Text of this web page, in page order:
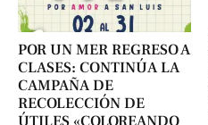
POR UN MER REGRESO A
CLASES: CONTINÚA LA
CAMPAÑA DE
RECOLECCIÓN DE